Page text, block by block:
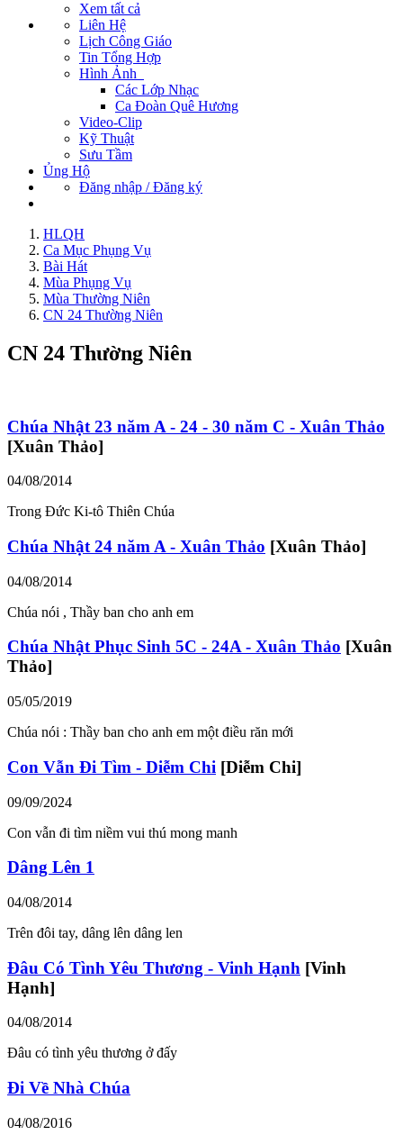
Xem tất cả
Liên Hệ
Lịch Công Giáo
Tin Tổng Hợp
Hình Ảnh
Các Lớp Nhạc
Ca Đoàn Quê Hương
Video-Clip
Kỹ Thuật
Sưu Tầm
Ủng Hộ
Đăng nhập / Đăng ký
HLQH
Ca Mục Phụng Vụ
Bài Hát
Mùa Phụng Vụ
Mùa Thường Niên
CN 24 Thường Niên
CN 24 Thường Niên
Chúa Nhật 23 năm A - 24 - 30 năm C - Xuân Thảo
[Xuân Thảo]
04/08/2014
Trong Đức Ki-tô Thiên Chúa
Chúa Nhật 24 năm A - Xuân Thảo [Xuân Thảo]
04/08/2014
Chúa nói , Thầy ban cho anh em
Chúa Nhật Phục Sinh 5C - 24A - Xuân Thảo [Xuân
Thảo]
05/05/2019
Chúa nói : Thầy ban cho anh em một điều răn mới
Con Vẫn Đi Tìm - Diễm Chi [Diễm Chi]
09/09/2024
Con vẫn đi tìm niềm vui thú mong manh
Dâng Lên 1
04/08/2014
Trên đôi tay, dâng lên dâng len
Đâu Có Tình Yêu Thương - Vinh Hạnh [Vinh
Hạnh]
04/08/2014
Đâu có tình yêu thương ở đấy
Đi Về Nhà Chúa
04/08/2016